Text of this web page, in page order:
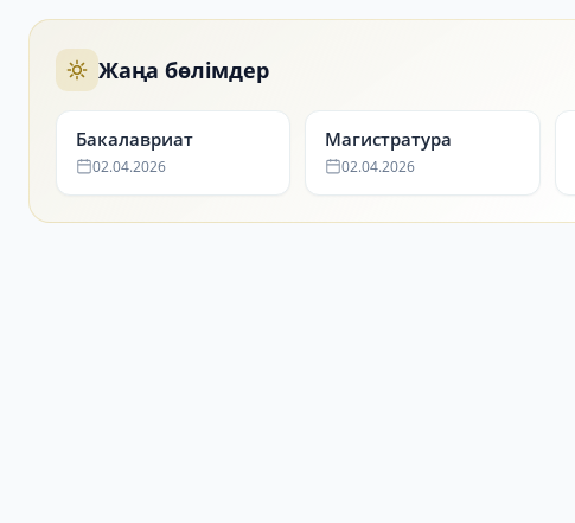
Жаңа бөлімдер
Бакалавриат
02.04.2026
Магистратура
02.04.2026